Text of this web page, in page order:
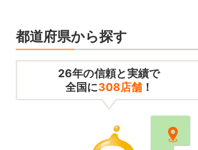
都道府県から探す
26年の信頼と実績で
全国に308店舗 ！